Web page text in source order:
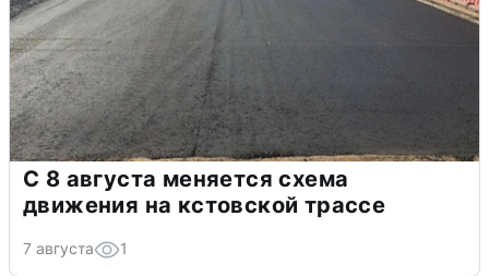
С 8 августа меняется схема
движения на кстовской трассе
7 августа 1